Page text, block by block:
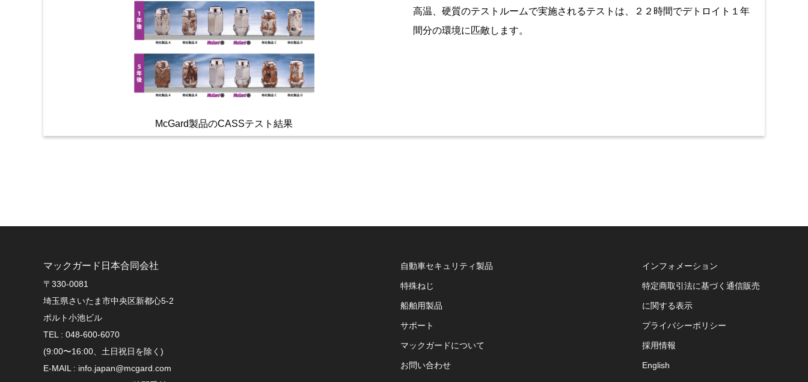
McGard製品のCASSテスト結果
高温、硬質のテストルームで実施されるテストは、２２時間でデトロイト１年
間分の環境に匹敵します。
マックガード日本合同会社
〒330-0081
埼玉県さいたま市中央区新都心5-2
ポルト小池ビル
TEL : 048-600-6070
(9:00〜16:00、土日祝日を除く)
E-MAIL : info.japan@mcgard.com
自動車セキュリティ製品
特殊ねじ
船舶用製品
サポート
マックガードについて
お問い合わせ
インフォメーション
特定商取引法に基づく通信販売
に関する表示
プライバシーポリシー
採用情報
English